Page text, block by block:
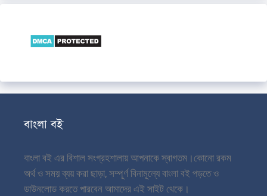
বাংলা বই
বাংলা বই এর বিশাল সংগ্রহশালায় আপনাকে স্বাগতম।কোনো রকম
অর্থ ও সময় ব্যয় করা ছাড়া, সম্পূর্ণ বিনামূল্যে বাংলা বই পড়তে ও
ডাউনলোড করতে পারবেন আমাদের এই সাইট থেকে।